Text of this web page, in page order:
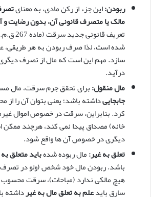
ربودن:این جزء از رکن مادی، به معنای
مالک یا متصرف قانونی آن، بدون رضایت و
تعریف
شده است، لذا صرف ربودن به هر طریقی،
سازد. مهم این است که مال از تصرف
درآید.
مال منقول:برای تحقق جرم سرقت، مال
جابجاییداشته باشد؛ یعنی بتوان آن را
کرد. بنابراین، سرقت در خصوص اموال
خانه) مصداق پیدا نمی کند، هرچند ممکن
دیگری در خصوص آن ها واقع شود.
تعلق به غیر:مال ربوده شدهباید متعلق
باشد. ربودن مال خود شخص (ولو در تصرف
هیچ مالکی ندارد (مباحات)، سرقت
سارق بایدعلم به تعلق مال به غیرداشته